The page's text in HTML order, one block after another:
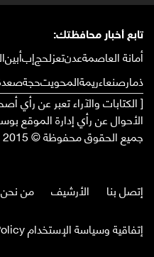
تابع أخبار محافظتك:
أمانة العاصمةعدنتعزلحجإبأبين
ذمارصنعاءريمةالمحويتحجة
[ الكتابات والآراء تعبر عن رأي
الأحوال عن رأي إدارة الموقع
جميع الحقوق محفوظة © 2015 - 2026
إتصل بنا الأرشيف
من نحن
إتفاقية وسياسة الإستخدام Privacy Policy